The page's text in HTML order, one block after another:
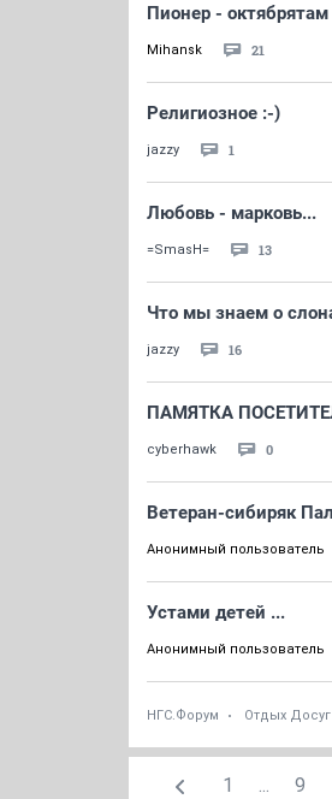
Пионер -
Mihansk 21
Религиозное :-)
jazzy 1
Любовь - марковь...
=SmasH= 13
Что мы знаем о
jazzy 16
ПАМЯТКА
cyberhawk 0
Ветеран-сибиряк
Анонимный пользователь
Устами детей ...
Анонимный пользователь
НГС.Форум Отдых
1 ... 9